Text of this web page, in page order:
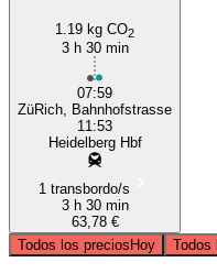
1.19 kg CO2
3 h 30 min
07:59
ZüRich, Bahnhofstrasse
11:53
Heidelberg Hbf
1 transbordo/s
3 h 30 min
63,78 €
Todos los preciosHoy Todos